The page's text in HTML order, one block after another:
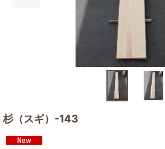
杉（スギ）-143